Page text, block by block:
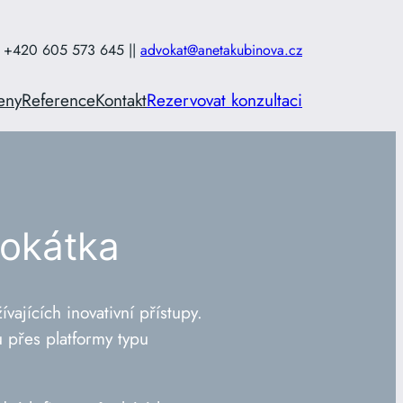
+420 605 573 645 || advokat@anetakubinova.cz
ReferenceKontaktRezervovat konzultaci
inovativní přístupy.
platformy typu